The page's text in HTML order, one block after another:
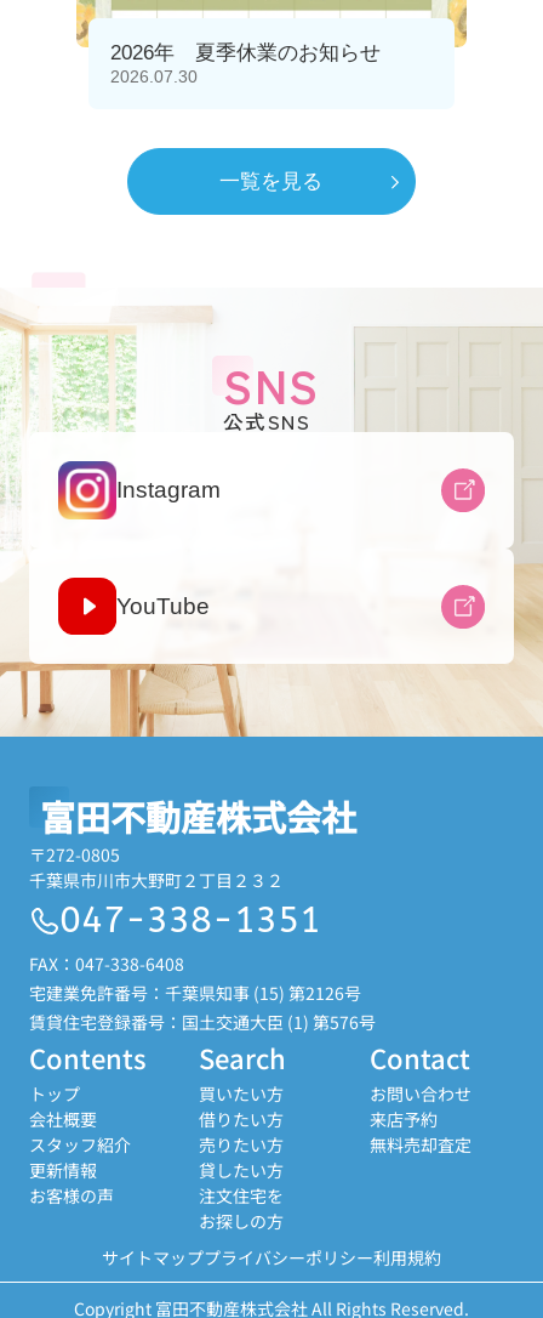
2026年 夏季休業のお知らせ
2026.07.30
一覧を見る
SNS
公式SNS
Instagram
YouTube
富田不動産株式会社
〒272-0805
千葉県市川市大野町２丁目２３２
047-338-1351
FAX：047-338-6408
宅建業免許番号：千葉県知事 (15) 第2126号
賃貸住宅登録番号：国土交通大臣 (1) 第576号
Contents
トップ
会社概要
スタッフ紹介
更新情報
お客様の声
Search
買いたい方
借りたい方
売りたい方
貸したい方
注文住宅を
お探しの方
Contact
お問い合わせ
来店予約
無料売却査定
サイトマッププライバシーポリシー利用規約
Copyright 富田不動産株式会社 All Rights Reserved.